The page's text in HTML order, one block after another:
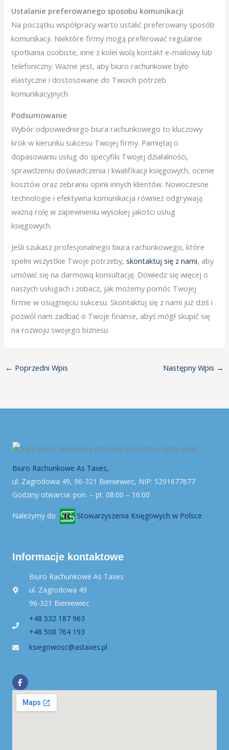
Ustalanie preferowanego sposobu komunikacji
Na początku współpracy warto ustalić preferowany sposób
komunikacji. Niektóre firmy mogą preferować regularne
spotkania osobiste, inne z kolei wolą kontakt e-mailowy lub
telefoniczny. Ważne jest, aby biuro rachunkowe było
elastyczne i dostosowane do Twoich potrzeb
komunikacyjnych.
Podsumowanie
Wybór odpowiedniego biura rachunkowego to kluczowy
krok w kierunku sukcesu Twojej firmy. Pamiętaj o
dopasowaniu usług do specyfiki Twojej działalności,
sprawdzeniu doświadczenia i kwalifikacji księgowych, ocenie
kosztów oraz zebraniu opinii innych klientów. Nowoczesne
technologie i efektywna komunikacja również odgrywają
ważną rolę w zapewnieniu wysokiej jakości usług
księgowych.
Jeśli szukasz profesjonalnego biura rachunkowego, które
spełni wszystkie Twoje potrzeby,skontaktuj się z nami, aby
umówić się na darmową konsultację. Dowiedz się więcej o
naszych usługach i zobacz, jak możemy pomóc Twojej
firmie w osiągnięciu sukcesu. Skontaktuj się z nami już dziś i
pozwól nam zadbać o Twoje finanse, abyś mógł skupić się
na rozwoju swojego biznesu.
← Poprzedni Wpis Następny Wpis →
Biuro Rachunkowe As Taxes,
ul. Zagrodowa 49, 96-321 Bieniewiec, NIP: 5291677677
Godziny otwarcia: pon. – pt. 08:00 – 16:00
Należymy do Stowarzyszenia Księgowych w Polsce
Informacje kontaktowe
Biuro Rachunkowe As Taxes
ul. Zagrodowa 49
96-321 Bieniewiec
+48 532 187 963
+48 508 764 193
ksiegowosc@astaxes.pl
F
a
c
e
b
o